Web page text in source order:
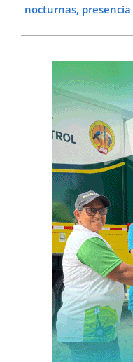
nocturnas,